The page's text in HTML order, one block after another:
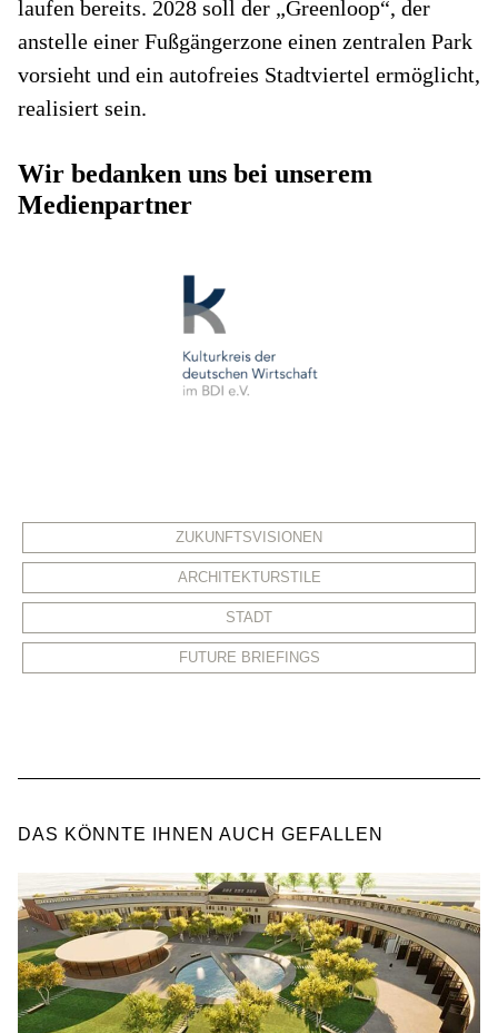
laufen bereits. 2028 soll der „Greenloop“, der
anstelle einer Fußgängerzone einen zentralen Park
vorsieht und ein autofreies Stadtviertel ermöglicht,
realisiert sein.
Wir bedanken uns bei unserem
Medienpartner
ZUKUNFTSVISIONEN
ARCHITEKTURSTILE
STADT
FUTURE BRIEFINGS
DAS KÖNNTE IHNEN AUCH GEFALLEN